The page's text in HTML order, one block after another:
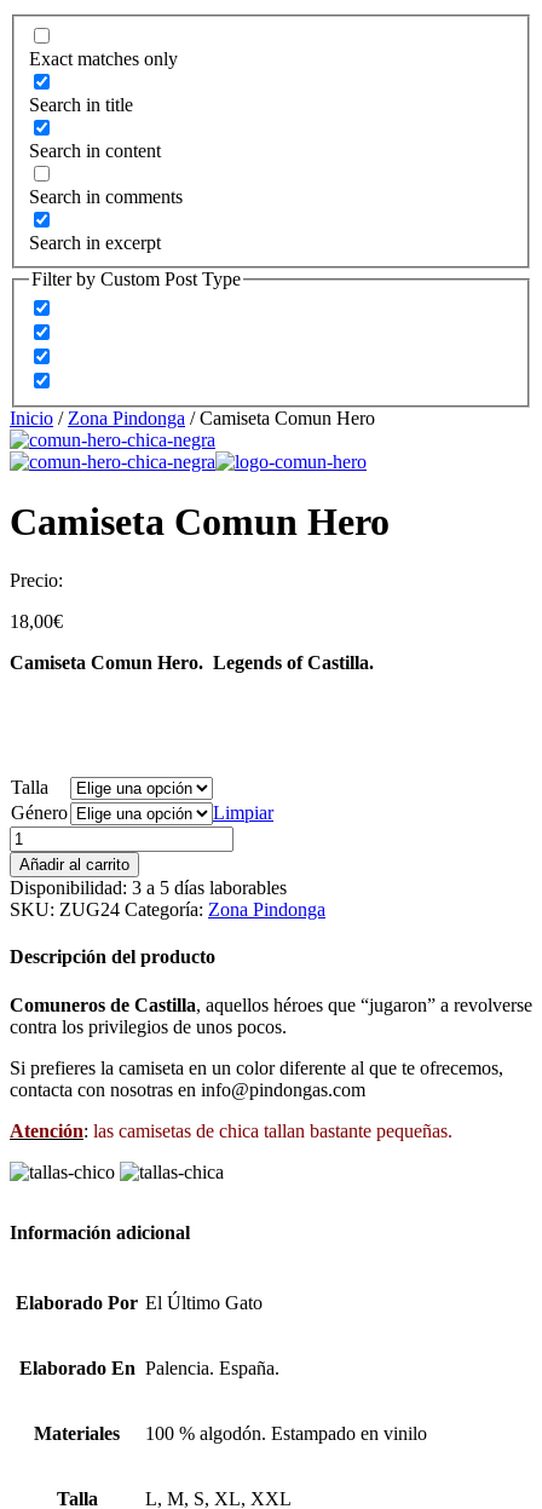
Exact matches only
Search in title
Search in content
Search in comments
Search in excerpt
Filter by Custom Post Type
Inicio / Zona Pindonga / Camiseta Comun Hero
Camiseta Comun Hero
Precio:
18,00€
Camiseta Comun Hero. Legends of Castilla.
Talla
Género
Limpiar
Añadir al carrito
Disponibilidad: 3 a 5 días laborables
SKU: ZUG24 Categoría: Zona Pindonga
Descripción del producto
Comuneros de Castilla, aquellos héroes que “jugaron” a revolverse
contra los privilegios de unos pocos.
Si prefieres la camiseta en un color diferente al que te ofrecemos,
contacta con nosotras en info@pindongas.com
Atención: las camisetas de chica tallan bastante pequeñas.
Información adicional
Elaborado Por El Último Gato
Elaborado En Palencia. España.
Materiales 100 % algodón. Estampado en vinilo
Talla L, M, S, XL, XXL